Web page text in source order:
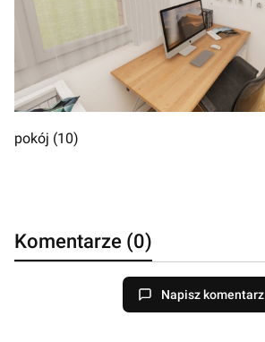
pokój (10)
Komentarze (0)
Napisz komentarz